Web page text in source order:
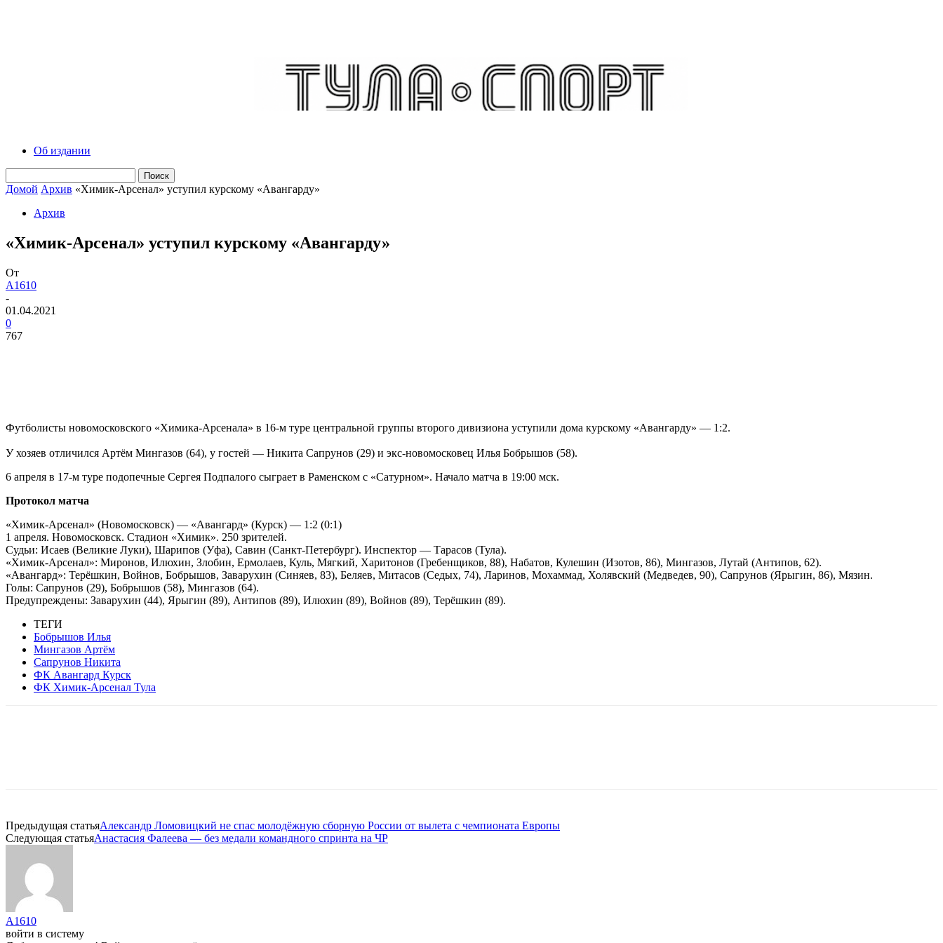
Об издании
Домой Архив «Химик-Арсенал» уступил курскому «Авангарду»
Архив
«Химик-Арсенал» уступил курскому «Авангарду»
От
A1610
-
01.04.2021
0
767
Футболисты новомосковского «Химика-Арсенала» в 16-м туре центральной группы второго дивизиона уступили дома курскому «Авангарду» — 1:2.
У хозяев отличился Артём Мингазов (64), у гостей — Никита Сапрунов (29) и экс-новомосковец Илья Бобрышов (58).
6 апреля в 17-м туре подопечные Сергея Подпалого сыграет в Раменском с «Сатурном». Начало матча в 19:00 мск.
Протокол матча
«Химик-Арсенал» (Новомосковск) — «Авангард» (Курск) — 1:2 (0:1)
1 апреля. Новомосковск. Стадион «Химик». 250 зрителей.
Судьи: Исаев (Великие Луки), Шарипов (Уфа), Савин (Санкт-Петербург). Инспектор — Тарасов (Тула).
«Химик-Арсенал»: Миронов, Илюхин, Злобин, Ермолаев, Куль, Мягкий, Харитонов (Гребенщиков, 88), Набатов, Кулешин (Изотов, 86), Мингазов, Лутай (Антипов, 62).
«Авангард»: Терёшкин, Войнов, Бобрышов, Заварухин (Синяев, 83), Беляев, Митасов (Седых, 74), Ларинов, Мохаммад, Холявский (Медведев, 90), Сапрунов (Ярыгин, 86), Мязин.
Голы: Сапрунов (29), Бобрышов (58), Мингазов (64).
Предупреждены: Заварухин (44), Ярыгин (89), Антипов (89), Илюхин (89), Войнов (89), Терёшкин (89).
ТЕГИ
Бобрышов Илья
Мингазов Артём
Сапрунов Никита
ФК Авангард Курск
ФК Химик-Арсенал Тула
Предыдущая статьяАлександр Ломовицкий не спас молодёжную сборную России от вылета с чемпионата Европы
Следующая статьяАнастасия Фалеева — без медали командного спринта на ЧР
A1610
войти в систему